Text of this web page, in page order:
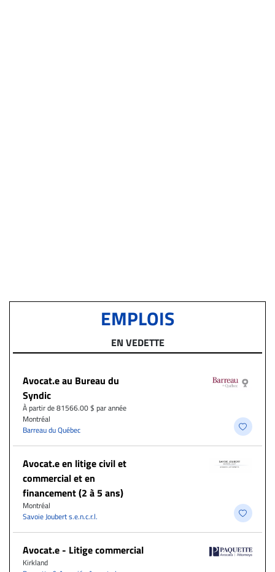
EMPLOIS
EN VEDETTE
Avocat.e au Bureau du
Syndic
À partir de 81566.00 $ par année
Montréal
Barreau du Québec
Avocat.e en litige civil et
commercial et en
financement (2 à 5 ans)
Montréal
Savoie Joubert s.e.n.c.r.l.
Avocat.e - Litige commercial
Kirkland